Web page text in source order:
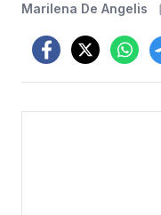
Marilena De Angelis